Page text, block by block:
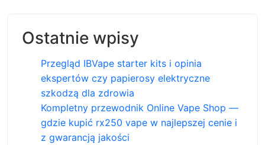
Ostatnie wpisy
Przegląd IBVape starter kits i opinia
ekspertów czy papierosy elektryczne
szkodzą dla zdrowia
Kompletny przewodnik Online Vape Shop —
gdzie kupić rx250 vape w najlepszej cenie i
z gwarancją jakości